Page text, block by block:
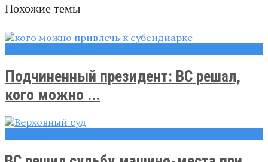
Похожие темы
Подчиненный президент: ВС решал,
кого можно ...